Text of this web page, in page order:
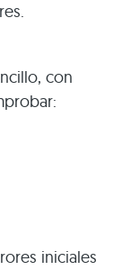
con
iniciales